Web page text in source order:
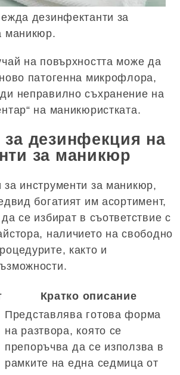
дезинфектанти за
маникюр.
на повърхността може да
патогенна микрофлора,
неправилно съхранение на
на маникюристката.
дезинфекция на
за маникюр
за инструменти за маникюр,
богатият им асортимент,
се избират в съответствие с
наличието на свободно
както и
Кратко описание
Представлява готова форма
на разтвора, която се
препоръчва да се използва в
рамките на една седмица от